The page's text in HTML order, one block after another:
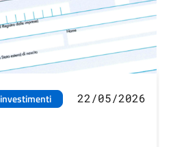
investimenti
22/05/2026